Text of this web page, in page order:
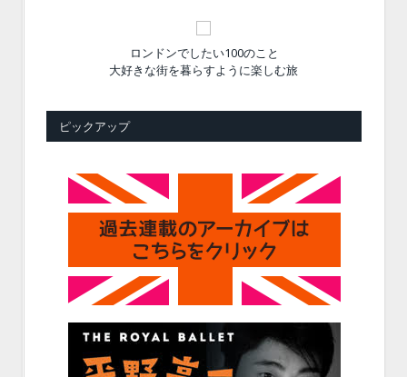
ロンドンでしたい100のこと
大好きな街を暮らすように楽しむ旅
ピックアップ